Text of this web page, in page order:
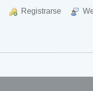
Registrarse